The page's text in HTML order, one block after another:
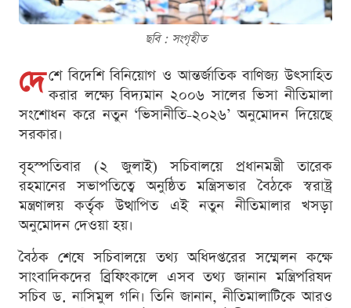
ছবি : সংগৃহীত
দে শে বিদেশি বিনিয়োগ ও আন্তর্জাতিক বাণিজ্য উৎসাহিত
করার লক্ষ্যে বিদ্যমান ২০০৬ সালের ভিসা নীতিমালা
সংশোধন করে নতুন ‘ভিসানীতি-২০২৬’ অনুমোদন দিয়েছে
সরকার।
বৃহস্পতিবার (২ জুলাই) সচিবালয়ে প্রধানমন্ত্রী তারেক
রহমানের সভাপতিত্বে অনুষ্ঠিত মন্ত্রিসভার বৈঠকে স্বরাষ্ট্র
মন্ত্রণালয় কর্তৃক উত্থাপিত এই নতুন নীতিমালার খসড়া
অনুমোদন দেওয়া হয়।
বৈঠক শেষে সচিবালয়ে তথ্য অধিদপ্তরের সম্মেলন কক্ষে
সাংবাদিকদের ব্রিফিংকালে এসব তথ্য জানান মন্ত্রিপরিষদ
সচিব ড. নাসিমুল গনি। তিনি জানান, নীতিমালাটিকে আরও